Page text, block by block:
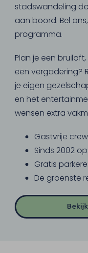
stadswandeling
aan boord. Bel
programma.
Plan je een
een vergadering?
je eigen
en het
wensen extra
Gastvrije
Sinds 2002
Gratis
De groenste